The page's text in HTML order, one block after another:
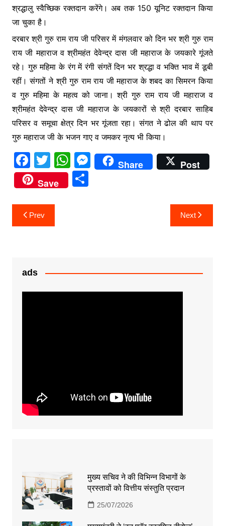
श्रद्धालु स्वैच्छिक रक्तदान करेंगे। अब तक 150 यूनिट रक्तदान किया
जा चुका है।
दरबार श्री गुरु राम राय जी परिसर में मंगलवार को दिन भर श्री गुरु राम
राय जी महाराज व श्रीमहंत देवेन्द्र दास जी महाराज के जयकारे गूंजते
रहे। गुरु महिमा के रंग में रंगी संगतें दिन भर श्रद्धा व भक्ति भाव में डूबी
रहीं। संगतों ने श्री गुरु राम राय जी महाराज के शबद का सिमरन किया
व गुरु महिमा के महत्व को जाना। श्री गुरु राम राय जी महाराज व
श्रीमहंत देवेन्द्र दास जी महाराज के जयकारों से श्री दरबार साहिब
परिसर व समूचा क्षेत्र दिन भर गूंजता रहा। संगत ने ढोल की थाप पर
गुरु महाराज जी के भजन गाए व जमकर नृत्य भी किया।
F
a
c
e
b
k
T
w
itt
er
W
h
at
M
e
er
Share
Post
Save
S
Post
navigation
Prev Next
ads
मुख्य सचिव ने की विभिन्न विभागों के
प्रस्तावों को वित्तीय संस्तुति प्रदान
25/07/2026